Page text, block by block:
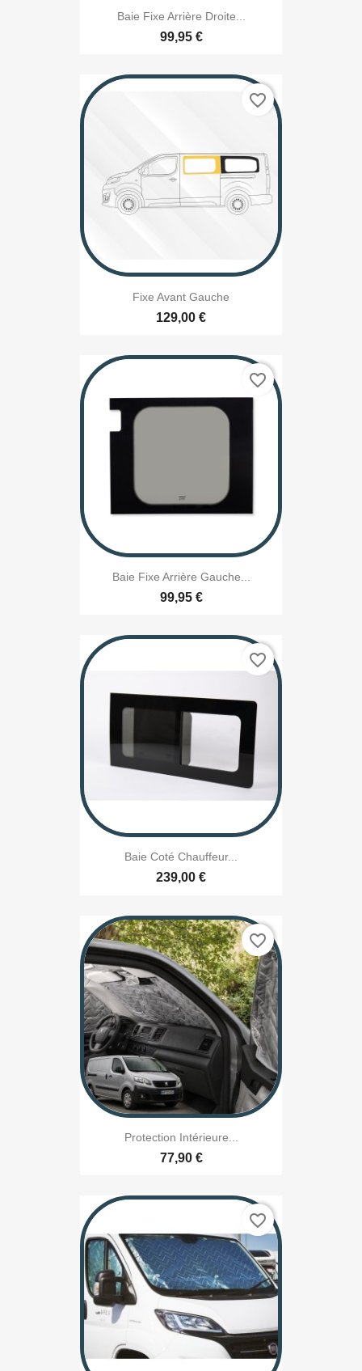
Baie Fixe Arrière Droite...
99,95 €
Fixe Avant Gauche
129,00 €
favorite_border
Baie Fixe Arrière Gauche...
99,95 €
favorite_border
Baie Coté Chauffeur...
239,00 €
favorite_border
Protection Intérieure...
77,90 €
favorite_border
favorite_border